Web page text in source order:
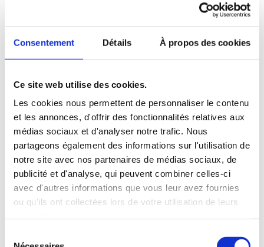
Consentement Détails À propos des cookies
Ce site web utilise des cookies.
Les cookies nous permettent de personnaliser le contenu
et les annonces, d'offrir des fonctionnalités relatives aux
médias sociaux et d'analyser notre trafic. Nous
partageons également des informations sur l'utilisation de
notre site avec nos partenaires de médias sociaux, de
publicité et d'analyse, qui peuvent combiner celles-ci
avec d'autres informations que vous leur avez fournies
ou qu'ils ont collectées lors de votre utilisation de leurs
simplement remarquable. Un grand
merci.
Fondateur
Andiamo Osteria
{ Grâce aux publicités sur Google
Ads nous avons augmenté nos ventes
de 35% en mois de 10 mois et nous
avons obtenu un retour 2 fois
supérieur à notre investissement.